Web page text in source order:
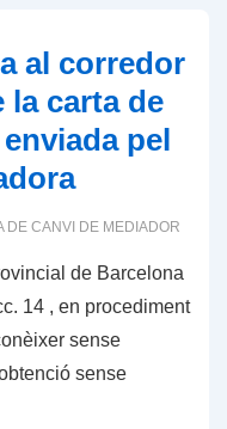
al corredor
la carta de
pel
DE CANVI DE MEDIADOR
de Barcelona
14 , en procediment
sense
sense